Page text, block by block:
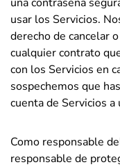
usar los Servicios.
derecho de cancelar
cualquier contrato
con los Servicios en
sospechemos que
cuenta de Servicios
Como responsable
responsable de